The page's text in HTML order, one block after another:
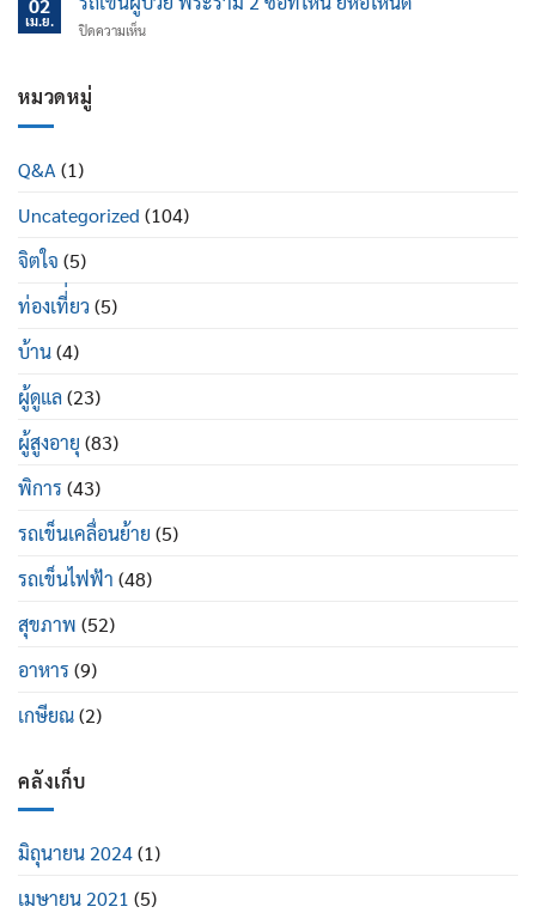
ไหน
นอน
ป้องกัน
ข้อ
บ้าง
02
เม.ย.
ปิดความเห็นบน
ยี่ห้อ
หมวดหมู่
Q&A (1)
Uncategorized (104)
จิตใจ (5)
ท่องเที่่ยว (5)
บ้าน(4)
ผู้ดูแล (23)
ผู้สูงอายุ (83)
พิการ (43)
รถเข็นเคลื่อนย้าย (5)
รถเข็นไฟฟ้า (48)
สุขภาพ (52)
อาหาร (9)
เกษียณ(2)
คลังเก็บ
มิถุนายน 2024(1)
เมษายน 2021 (5)